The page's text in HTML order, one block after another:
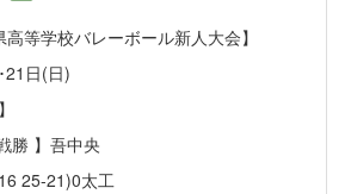
等学校バレーボール新人大会】
21日(日)
】吾中央
25-21)0太工